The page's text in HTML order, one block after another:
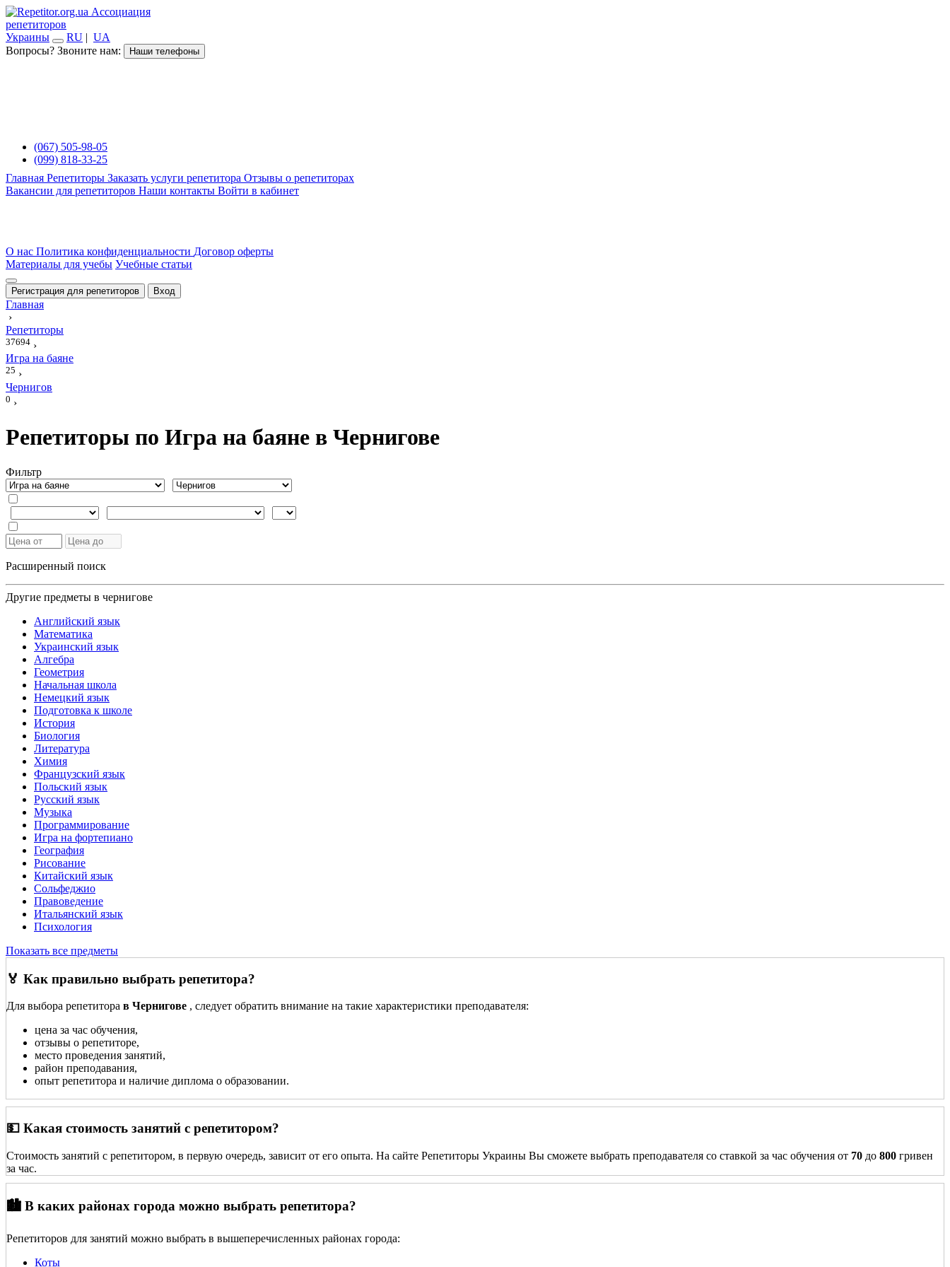
Ассоциация
репетиторов
Украины
RU | UA
Вопросы? Звоните нам:
Наши телефоны
(067) 505-98-05
(099) 818-33-25
Главная Репетиторы Заказать услуги репетитора Отзывы о репетиторах
Вакансии для репетиторов Наши контакты Войти в кабинет
О нас Политика конфиденциальности Договор оферты
Материалы для учебы Учебные статьи
Регистрация для репетиторов Вход
Главная
›
Репетиторы
37694 ›
Игра на баяне
25 ›
Чернигов
0 ›
Репетиторы по Игра на баяне в Чернигове
Фильтр
Расширенный поиск
Другие предметы в чернигове
Английский язык
Математика
Украинский язык
Алгебра
Геометрия
Начальная школа
Немецкий язык
Подготовка к школе
История
Биология
Литература
Химия
Французский язык
Польский язык
Русский язык
Музыка
Программирование
Игра на фортепиано
География
Рисование
Китайский язык
Сольфеджио
Правоведение
Итальянский язык
Психология
Показать все предметы
🏅 Как правильно выбрать репетитора?
Для выбора репетитора в Чернигове , следует обратить внимание на такие характеристики преподавателя:
цена за час обучения,
отзывы о репетиторе,
место проведения занятий,
район преподавания,
опыт репетитора и наличие диплома о образовании.
💵 Какая стоимость занятий с репетитором?
Стоимость занятий с репетитором, в первую очередь, зависит от его опыта. На сайте Репетиторы Украины Вы сможете выбрать преподавателя со ставкой за час обучения от 70 до 800 гривен
за час.
🏙️ В каких районах города можно выбрать репетитора?
Репетиторов для занятий можно выбрать в вышеперечисленных районах города:
Коты